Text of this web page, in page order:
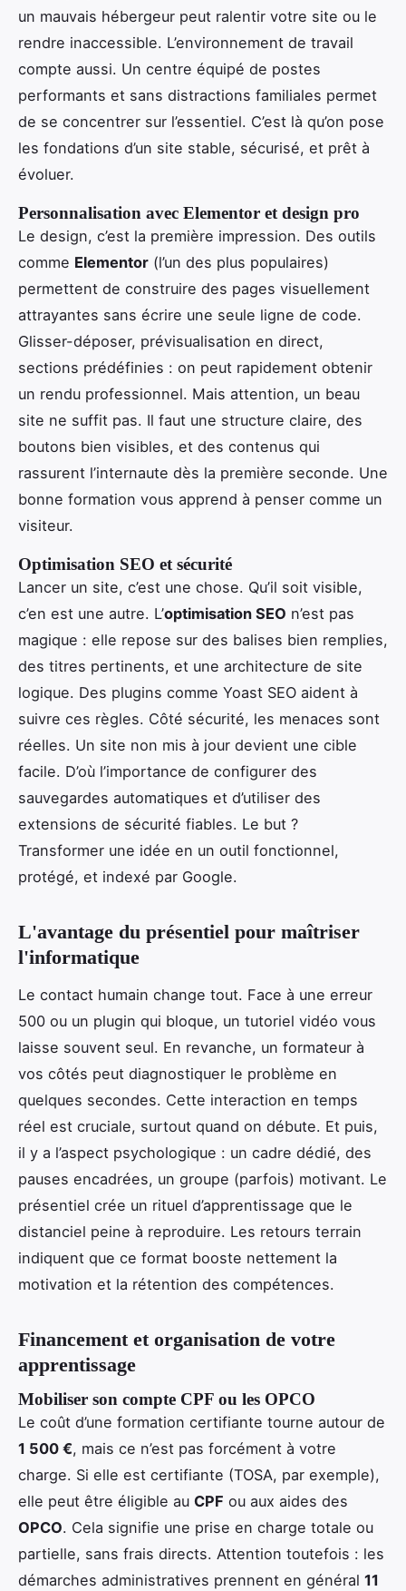
un mauvais hébergeur peut ralentir votre site ou le
rendre inaccessible. L’environnement de travail
compte aussi. Un centre équipé de postes
performants et sans distractions familiales permet
de se concentrer sur l’essentiel. C’est là qu’on pose
les fondations d’un site stable, sécurisé, et prêt à
évoluer.
Personnalisation avec Elementor et design pro
Le design, c’est la première impression. Des outils
comme Elementor (l’un des plus populaires)
permettent de construire des pages visuellement
attrayantes sans écrire une seule ligne de code.
Glisser-déposer, prévisualisation en direct,
sections prédéfinies : on peut rapidement obtenir
un rendu professionnel. Mais attention, un beau
site ne suffit pas. Il faut une structure claire, des
boutons bien visibles, et des contenus qui
rassurent l’internaute dès la première seconde. Une
bonne formation vous apprend à penser comme un
visiteur.
Optimisation SEO et sécurité
Lancer un site, c’est une chose. Qu’il soit visible,
c’en est une autre. L’optimisation SEO n’est pas
magique : elle repose sur des balises bien remplies,
des titres pertinents, et une architecture de site
logique. Des plugins comme Yoast SEO aident à
suivre ces règles. Côté sécurité, les menaces sont
réelles. Un site non mis à jour devient une cible
facile. D’où l’importance de configurer des
sauvegardes automatiques et d’utiliser des
extensions de sécurité fiables. Le but ?
Transformer une idée en un outil fonctionnel,
protégé, et indexé par Google.
L'avantage du présentiel pour maîtriser
l'informatique
Le contact humain change tout. Face à une erreur
500 ou un plugin qui bloque, un tutoriel vidéo vous
laisse souvent seul. En revanche, un formateur à
vos côtés peut diagnostiquer le problème en
quelques secondes. Cette interaction en temps
réel est cruciale, surtout quand on débute. Et puis,
il y a l’aspect psychologique : un cadre dédié, des
pauses encadrées, un groupe (parfois) motivant. Le
présentiel crée un rituel d’apprentissage que le
distanciel peine à reproduire. Les retours terrain
indiquent que ce format booste nettement la
motivation et la rétention des compétences.
Financement et organisation de votre
apprentissage
Mobiliser son compte CPF ou les OPCO
Le coût d’une formation certifiante tourne autour de
1 500 €, mais ce n’est pas forcément à votre
charge. Si elle est certifiante (TOSA, par exemple),
elle peut être éligible au CPF ou aux aides des
OPCO. Cela signifie une prise en charge totale ou
partielle, sans frais directs. Attention toutefois : les
démarches administratives prennent en général 11